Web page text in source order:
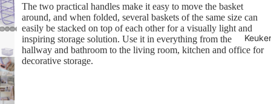
Shop
The two practical handles make it easy to move the basket
around, and when folded, several baskets of the same size can
easily be stacked on top of each other for a visually light and
inspiring storage solution. Use it in everything from the
hallway and bathroom to the living room, kitchen and office for
decorative storage.